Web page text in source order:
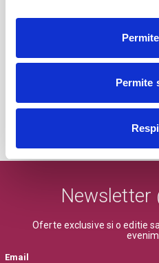
Permite
BILETE
MAI MULTE
Newsletter
Oferte exclusive si o editie
Email